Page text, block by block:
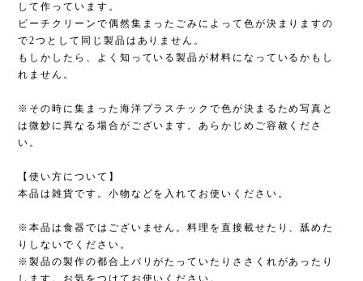
して作っています。
ビーチクリーンで偶然集まったごみによって色が決まりますの
で2つとして同じ製品はありません。
もしかしたら、よく知っている製品が材料になっているかもし
れません。
※その時に集まった海洋プラスチックで色が決まるため写真と
は微妙に異なる場合がございます。あらかじめご容赦くださ
い。
【使い方について】
本品は雑貨です。小物などを入れてお使いください。
※本品は食器ではございません。料理を直接載せたり、舐めた
りしないでください。
※製品の製作の都合上バリがたっていたりささくれがあったり
します。お気をつけてお使いください。